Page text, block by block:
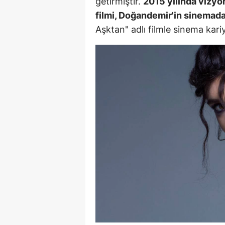
filmi, Doğandemir'in
Aşktan" adlı filmle sinema